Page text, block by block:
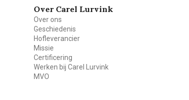
Over Carel Lurvink
Over ons
Geschiedenis
Hofleverancier
Missie
Certificering
Werken bij Carel Lurvink
MVO